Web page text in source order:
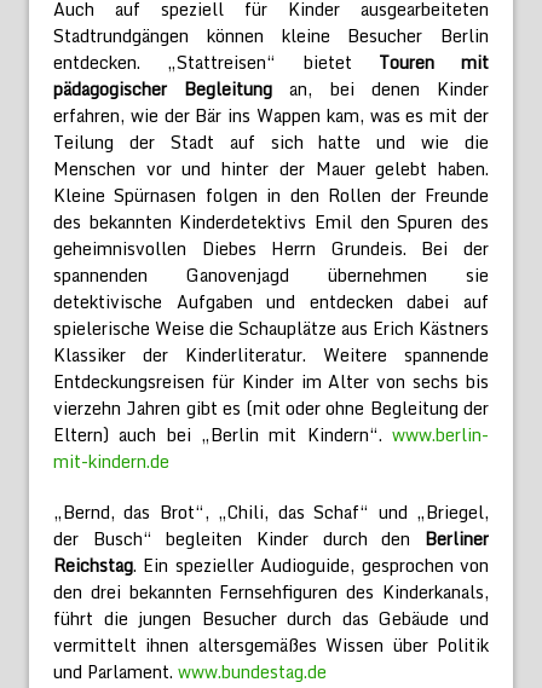
Auch auf speziell für Kinder ausgearbeiteten
Stadtrundgängen können kleine Besucher Berlin
entdecken. „Stattreisen“ bietet Touren mit
pädagogischer Begleitung an, bei denen Kinder
erfahren, wie der Bär ins Wappen kam, was es mit der
Teilung der Stadt auf sich hatte und wie die
Menschen vor und hinter der Mauer gelebt haben.
Kleine Spürnasen folgen in den Rollen der Freunde
des bekannten Kinderdetektivs Emil den Spuren des
geheimnisvollen Diebes Herrn Grundeis. Bei der
spannenden Ganovenjagd übernehmen sie
detektivische Aufgaben und entdecken dabei auf
spielerische Weise die Schauplätze aus Erich Kästners
Klassiker der Kinderliteratur. Weitere spannende
Entdeckungsreisen für Kinder im Alter von sechs bis
vierzehn Jahren gibt es (mit oder ohne Begleitung der
Eltern) auch bei „Berlin mit Kindern“. www.berlin-
mit-kindern.de
„Bernd, das Brot“, „Chili, das Schaf“ und „Briegel,
der Busch“ begleiten Kinder durch den Berliner
Reichstag. Ein spezieller Audioguide, gesprochen von
den drei bekannten Fernsehfiguren des Kinderkanals,
führt die jungen Besucher durch das Gebäude und
vermittelt ihnen altersgemäßes Wissen über Politik
und Parlament. www.bundestag.de